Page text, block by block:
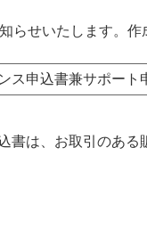
らせいたします。
ス申込書兼サポー
書は、お取引のあ